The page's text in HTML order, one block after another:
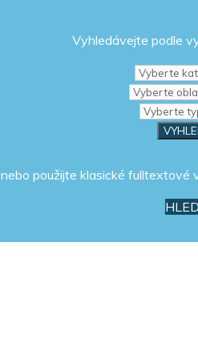
Vyhledávejte podle
nebo použijte klasické fulltextové